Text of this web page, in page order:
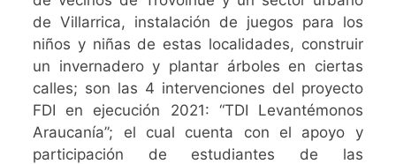
de Villarrica, instalación de juegos para los
niños y niñas de estas localidades, construir
un invernadero y plantar árboles en ciertas
calles; son las 4 intervenciones del proyecto
FDI en ejecución 2021: “TDI Levantémonos
Araucanía”; el cual cuenta con el apoyo y
participación de estudiantes de las